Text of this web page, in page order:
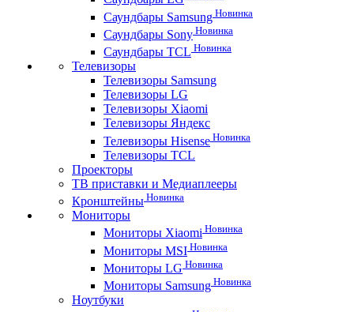
Саундбары Samsung Новинка
Саундбары Sony Новинка
Саундбары TCL Новинка
Телевизоры
Телевизоры Samsung
Телевизоры LG
Телевизоры Xiaomi
Телевизоры Яндекс
Телевизоры Hisense Новинка
Телевизоры TCL
Проекторы
ТВ приставки и Медиаплееры
Кронштейны Новинка
Мониторы
Мониторы Xiaomi Новинка
Мониторы MSI Новинка
Мониторы LG Новинка
Мониторы Samsung Новинка
Ноутбуки